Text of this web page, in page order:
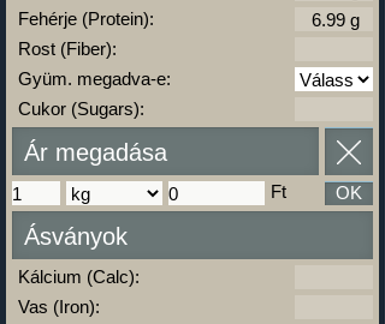
Fehérje (Protein):
Rost (Fiber):
Gyüm. megadva-e:
Cukor (Sugars):
Ár megadása
Ft OK
Ásványok
Kálcium (Calc):
Vas (Iron):